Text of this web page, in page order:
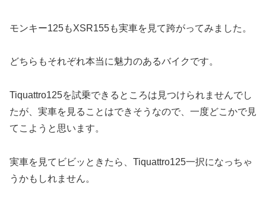
モンキー125もXSR155も実車を見て跨がってみました。
どちらもそれぞれ本当に魅力のあるバイクです。
Tiquattro125を試乗できるところは見つけられませんでし
たが、実車を見ることはできそうなので、一度どこかで見
てこようと思います。
実車を見てビビッときたら、Tiquattro125一択になっちゃ
うかもしれません。